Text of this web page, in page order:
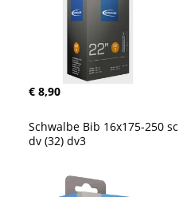
€ 8,90
Schwalbe Bib 16x175-250 sc
dv (32) dv3